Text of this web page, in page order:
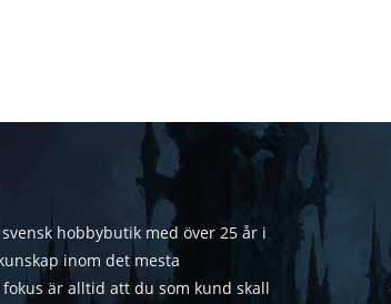
hobbybutik med över 25 år i
inom det mesta
är alltid att du som kund skall